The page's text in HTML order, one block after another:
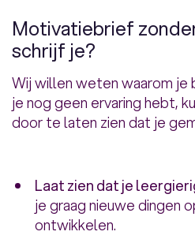
Motivatiebrief
schrijf je?
Wij willen weten waarom je
je nog geen ervaring hebt,
door te laten zien dat je
Laat zien dat je
je graag nieuwe dingen
ontwikkelen.